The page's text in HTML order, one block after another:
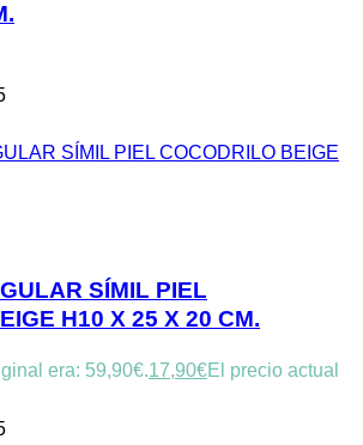
SÍMIL PIEL
H10 X 25 X 20 CM.
era: 59,90€.17,90€El precio actual